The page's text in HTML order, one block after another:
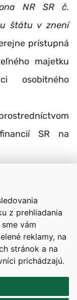
z prehliadania
vám
reklamy, na
stránok a na
prichádzajú.
NR SR č.
štátu v znení
prístupná
majetku
osobitného
SR na
výskumu,